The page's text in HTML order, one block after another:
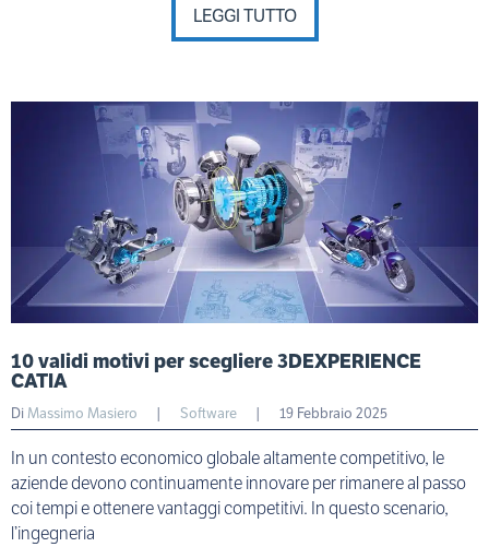
LEGGI TUTTO
10 validi motivi per scegliere 3DEXPERIENCE
CATIA
DiMassimo Masiero | Software | 19 Febbraio 2025
In un contesto economico globale altamente competitivo, le
aziende devono continuamente innovare per rimanere al passo
coi tempi e ottenere vantaggi competitivi. In questo scenario,
l’ingegneria